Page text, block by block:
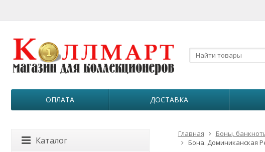
ОПЛАТА ДОСТАВКА
Главная Боны,
Бона. Доминиканская
Каталог